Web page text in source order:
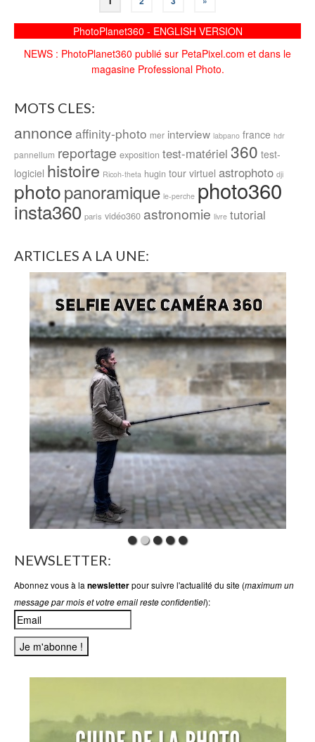
PhotoPlanet360 - ENGLISH VERSION
NEWS : PhotoPlanet360 publié sur PetaPixel.com et dans le
magasine Professional Photo.
MOTS CLES:
annonce affinity-photo mer interview labpano france hdr
pannellum reportage exposition test-matériel 360 test-
logiciel histoire Ricoh-theta hugin tour virtuel astrophoto dji
photopanoramique le-perche photo360
insta360 paris vidéo360 astronomie livre tutorial
ARTICLES A LA UNE:
NEWSLETTER:
Abonnez vous à la newsletterpour suivre l'actualité du site (maximum un
message par mois et votre email reste confidentiel):